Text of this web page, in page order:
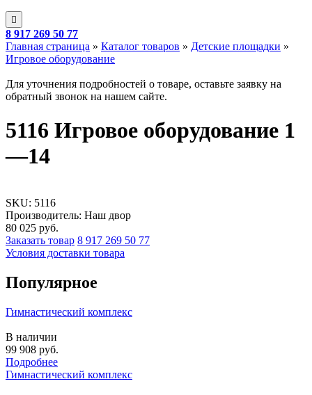
8 917 269 50 77
Главная страница » Каталог товаров » Детские площадки »
Игровое оборудование
Для уточнения подробностей о товаре, оставьте заявку на
обратный звонок на нашем сайте.
5116 Игровое оборудование 1
—14
SKU: 5116
Производитель: Наш двор
80 025 руб.
Заказать товар 8 917 269 50 77
Условия доставки товара
Популярное
Гимнастический комплекс
В наличии
99 908 руб.
Подробнее
Гимнастический комплекс